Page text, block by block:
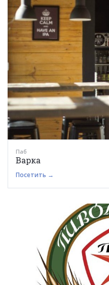
Паб
Варка
Посетить →